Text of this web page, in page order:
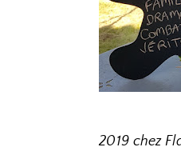
2019 chez